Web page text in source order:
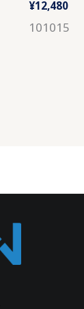
¥12,480
101015